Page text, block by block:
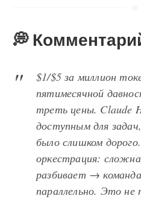
💭
$1/$5 за миллион
пятимесячной
треть цены. Claude
доступным для
было слишком
оркестрация:
разбивает →
параллельно. Это не